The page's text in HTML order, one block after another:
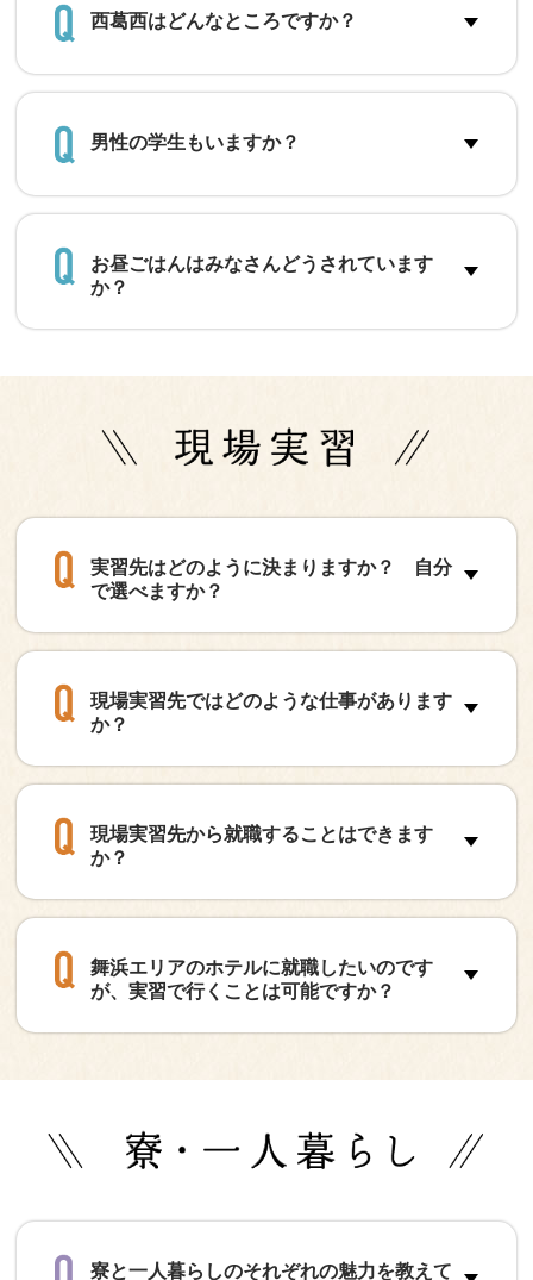
西葛西はどんなところですか？
男性の学生もいますか？
お昼ごはんはみなさんどうされています
か？
実習先はどのように決まりますか？ 自分
で選べますか？
現場実習先ではどのような仕事があります
か？
現場実習先から就職することはできます
か？
舞浜エリアのホテルに就職したいのです
が、実習で行くことは可能ですか？
寮と一人暮らしのそれぞれの魅力を教えて